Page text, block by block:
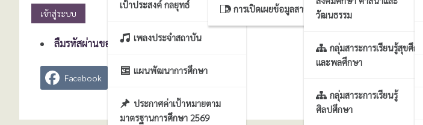
เป้าประสงค์ กลยุทธ์
เพลงประจำสถาบัน
แผนพัฒนาการศึกษา
ประกาศค่าเป้าหมายตาม
มาตรฐานการศึกษา 2569
การเปิดเผยข้อมูลสาธารณะ
วัฒนธรรม
กลุ่มสาระการเรียนรู้สุขศึกษา
และพลศึกษา
กลุ่มสาระการเรียนรู้
ศิลปศึกษา
เข้าสู่ระบบ
ลืมรหัสผ่านของคุณ?
Facebook X Line